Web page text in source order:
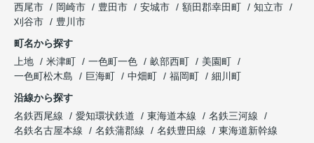
西尾市
岡崎市 豊田市 安城市 額田郡幸田町
知立市
刈谷市
豊川市
町名から探す
上地
米津町 一色町一色 畝部西町
美園町
一色町松木島
巨海町 中畑町 福岡町
細川町
沿線から探す
名鉄西尾線
愛知環状鉄道 東海道本線
名鉄三河線
名鉄名古屋本線
名鉄蒲郡線 名鉄豊田線
東海道新幹線